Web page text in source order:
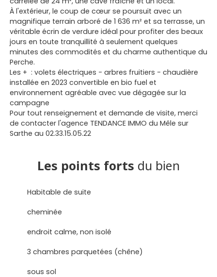
À l'extérieur, le coup de cœur se poursuit avec un
magnifique terrain arboré de 1 636 m² et sa terrasse, un
véritable écrin de verdure idéal pour profiter des beaux
jours en toute tranquillité à seulement quelques
minutes des commodités et du charme authentique du
Perche.
Les + : volets électriques - arbres fruitiers - chaudière
installée en 2023 convertible en bio fuel et
environnement agréable avec vue dégagée sur la
campagne
Pour tout renseignement et demande de visite, merci
de contacter l'agence TENDANCE IMMO du Mêle sur
Sarthe au 02.33.15.05.22
Les points forts du bien
Habitable de suite
cheminée
endroit calme, non isolé
3 chambres parquetées (chêne)
sous sol